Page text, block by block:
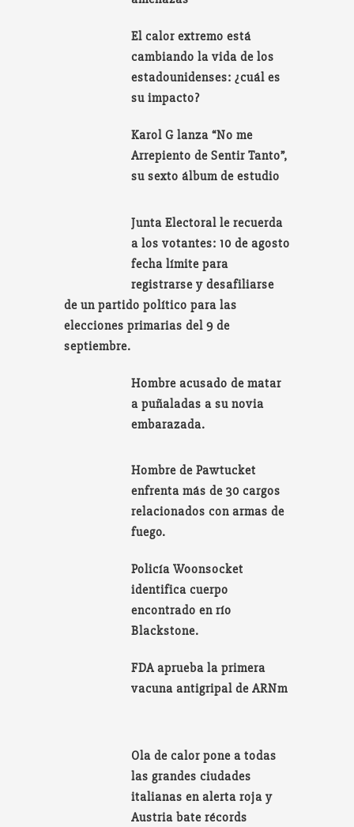
El calor extremo está
cambiando la vida de los
estadounidenses: ¿cuál es
su impacto?
Karol G lanza “No me
Arrepiento de Sentir Tanto”,
su sexto álbum de estudio
Junta Electoral le recuerda
a los votantes: 10 de agosto
fecha límite para
registrarse y desafiliarse
de un partido político para las
elecciones primarias del 9 de
septiembre.
Hombre acusado de matar
a puñaladas a su novia
embarazada.
Hombre de Pawtucket
enfrenta más de 30 cargos
relacionados con armas de
fuego.
Policía Woonsocket
identifica cuerpo
encontrado en río
Blackstone.
FDA aprueba la primera
vacuna antigripal de ARNm
Ola de calor pone a todas
las grandes ciudades
italianas en alerta roja y
Austria bate récords